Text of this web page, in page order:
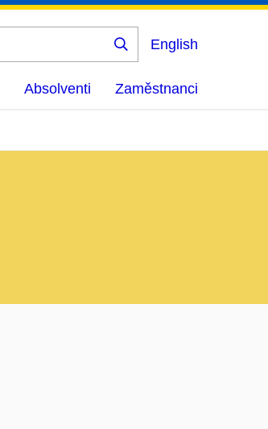
Vyhledat
English
Absolventi Zaměstnanci